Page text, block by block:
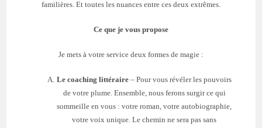
familières. Et toutes les nuances entre ces deux extrêmes.
Ce que je vous propose
Je mets à votre service deux formes de magie :
Le coaching littéraire – Pour vous révéler les pouvoirs
de votre plume. Ensemble, nous ferons surgir ce qui
sommeille en vous : votre roman, votre autobiographie,
votre voix unique. Le chemin ne sera pas sans